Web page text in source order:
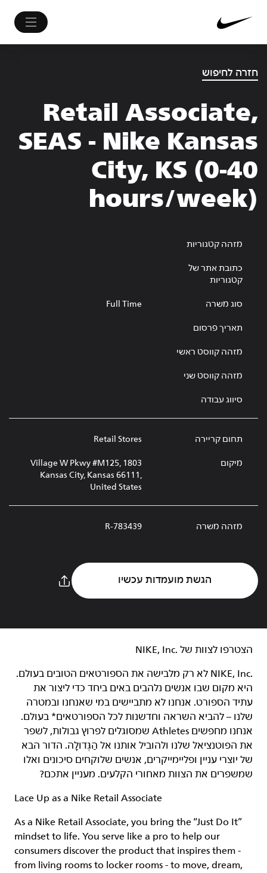
חזרה לחיפוש
Retail Associate,
SEAS - Nike Kansas
City, KS (0-40
hours/week)
מזהה קטגוריות
כתובת אתר של
קטגוריות
סוג משרה Full Time
תאריך פרסום
מזהה קווסט ראשי
מזהה קווסט שני
סיווג עבודה
תחום קריירה Retail Stores
מיקום
1803 Village W Pkwy #M125,
Kansas City, Kansas 66111,
United States
מזהה משרה R-783439
הגשת מועמדות עכשיו
הצטרפו לצוות של NIKE, Inc.‎‏
NIKE, Inc.‎ לא רק מלבישה את הספורטאים הטובים בעולם.
היא מקום שבו אנשים נלהבים באים ביחד כדי ליצור את
עתיד הספורט. אנחנו לא מתביישים במי שאנחנו ובמטרה
שלנו – להביא השראה וחדשנות לכל הספורטאים* בעולם.
אנחנו מחפשים Athletes שמסוגלים לפרוץ גבולות, לשפר
את הפוטנציאל שלנו ולהוביל אותנו אל הַגְּדוּלָה. הדור הבא
של יוצרי עניין ופליימייקרים, אנשים שלוקחים סיכונים ואלו
שמשפרים את הצוות מאחורי הקלעים. מעניין אתכם?
Lace Up as a Nike Retail Associate
As a Nike Retail Associate, you bring the “Just Do It”
mindset to life. You serve like a pro to help our
consumers discover the product that inspires them -
from living rooms to locker rooms - to move, dream,